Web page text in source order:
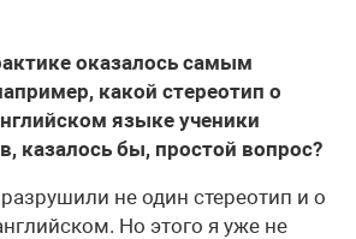
оказалось самым
какой стереотип о
языке ученики
казалось бы, простой вопрос?
не один стереотип и о
Но этого я уже не